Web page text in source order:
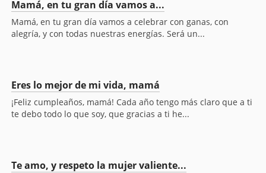
Mamá, en tu gran día vamos a...
Mamá, en tu gran día vamos a celebrar con ganas, con
alegría, y con todas nuestras energías. Será un...
Eres lo mejor de mi vida, mamá
¡Feliz cumpleaños, mamá! Cada año tengo más claro que a ti
te debo todo lo que soy, que gracias a ti he...
Te amo, y respeto la mujer valiente...